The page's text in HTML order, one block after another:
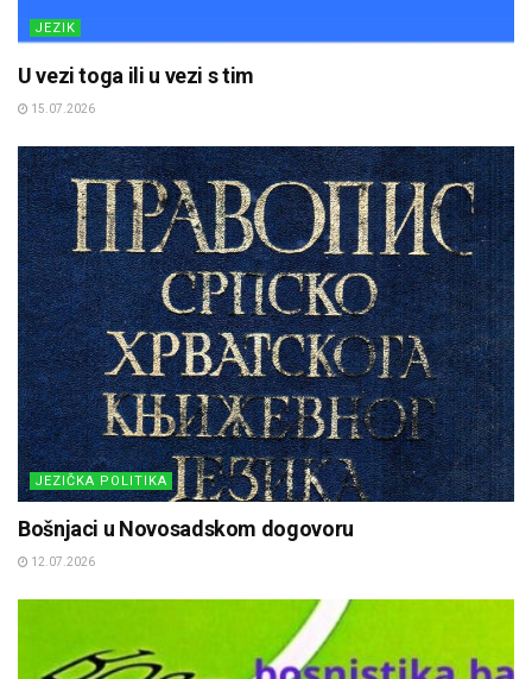
JEZIK
U vezi toga ili u vezi s tim
15.07.2026
JEZIČKA POLITIKA
Bošnjaci u Novosadskom dogovoru
12.07.2026